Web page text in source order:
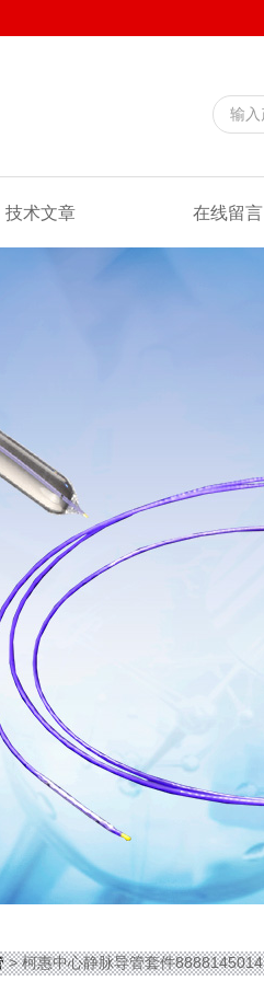
技术文章 在线留言
> 柯惠中心静脉导管套件8888145014